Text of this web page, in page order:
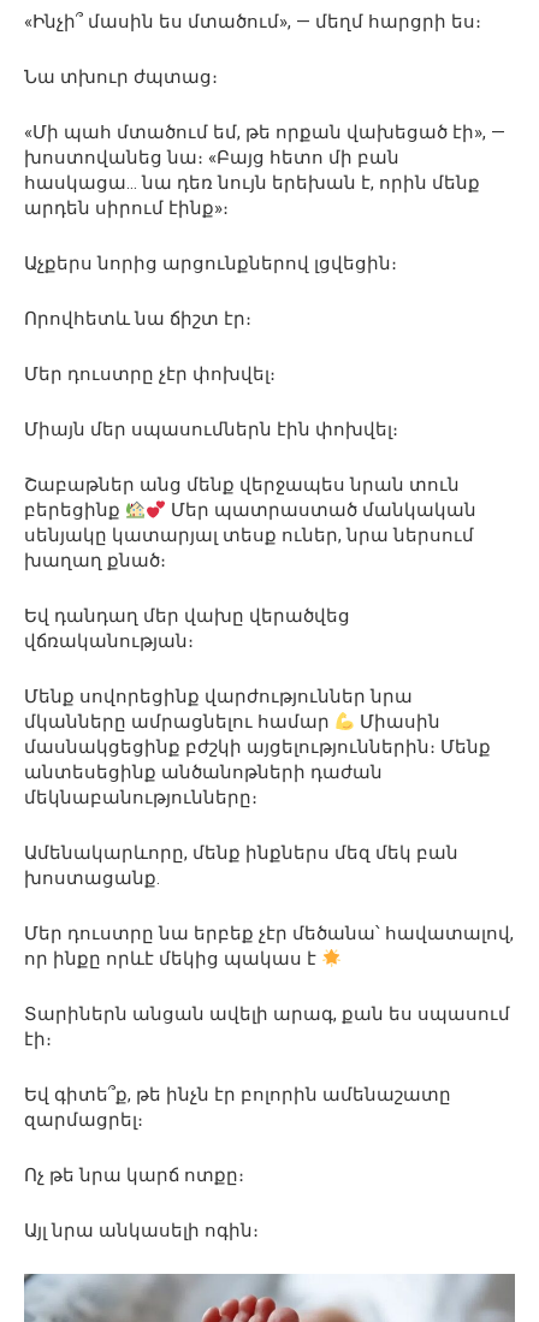
«Ինչի՞ մասին ես մտածում», — մեղմ հարցրի ես։
Նա տխուր ժպտաց։
«Մի պահ մտածում եմ, թե որքան վախեցած էի», —
խոստովանեց նա։ «Բայց հետո մի բան
հասկացա… նա դեռ նույն երեխան է, որին մենք
արդեն սիրում էինք»։
Աչքերս նորից արցունքներով լցվեցին։
Որովհետև նա ճիշտ էր։
Մեր դուստրը չէր փոխվել։
Միայն մեր սպասումներն էին փոխվել։
Շաբաթներ անց մենք վերջապես նրան տուն
բերեցինք
Մեր պատրաստած մանկական
սենյակը կատարյալ տեսք ուներ, նրա ներսում
խաղաղ քնած։
Եվ դանդաղ մեր վախը վերածվեց
վճռականության։
Մենք սովորեցինք վարժություններ նրա
մկանները ամրացնելու համար
Միասին
մասնակցեցինք բժշկի այցելություններին։ Մենք
անտեսեցինք անծանոթների դաժան
մեկնաբանությունները։
Ամենակարևորը, մենք ինքներս մեզ մեկ բան
խոստացանք.
Մեր դուստրը նա երբեք չէր մեծանա՝ հավատալով,
որ ինքը որևէ մեկից պակաս է
Տարիներն անցան ավելի արագ, քան ես սպասում
էի։
Եվ գիտե՞ք, թե ինչն էր բոլորին ամենաշատը
զարմացրել։
Ոչ թե նրա կարճ ոտքը։
Այլ նրա անկասելի ոգին։